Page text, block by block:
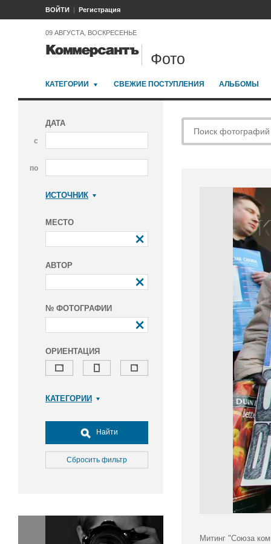
ВОЙТИ Регистрация
09 АВГУСТА, ВОСКРЕСЕНЬЕ
Фото
КАТЕГОРИИ СВЕЖИЕ ПОСТУПЛЕНИЯ АЛЬБОМЫ
ДАТА
с
по
ИСТОЧНИК
МЕСТО
АВТОР
№ ФОТОГРАФИИ
ОРИЕНТАЦИЯ
КАТЕГОРИИ
Досуг, туризм и отдых
Культура
Медицина
Окружающая среда
Политика
Найти
Сбросить фильтр
Митинг "Союза